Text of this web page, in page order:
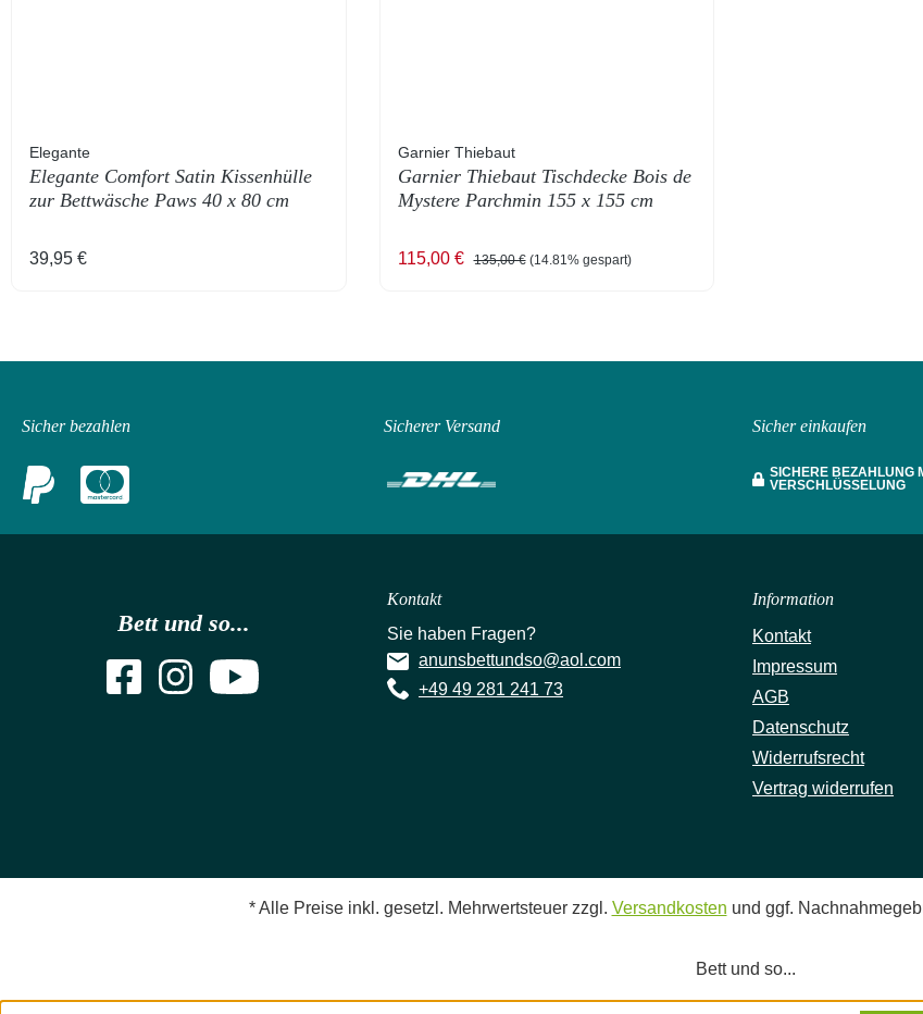
Elegante
Elegante Comfort Satin Kissenhülle
zur Bettwäsche Paws 40 x 80 cm
Regulärer Preis:
39,95 €
Garnier Thiebaut
Garnier Thiebaut Tischdecke Bois de
Mystere Parchmin 155 x 155 cm
Verkaufspreis:
115,00 € Regulärer Preis:
135,00 € (14.81% gespart)
Sicher bezahlen Sicherer Versand Sicher einkaufen
SICHERE BEZAHLUNG
VERSCHLÜSSELUNG
Bett und so...
Kontakt
Sie haben Fragen?
anunsbettundso@aol.com
+49 49 281 241 73
Information
Kontakt
Impressum
AGB
Datenschutz
Widerrufsrecht
Vertrag widerrufen
* Alle Preise inkl. gesetzl. Mehrwertsteuer zzgl. Versandkosten und ggf.
Bett und so...